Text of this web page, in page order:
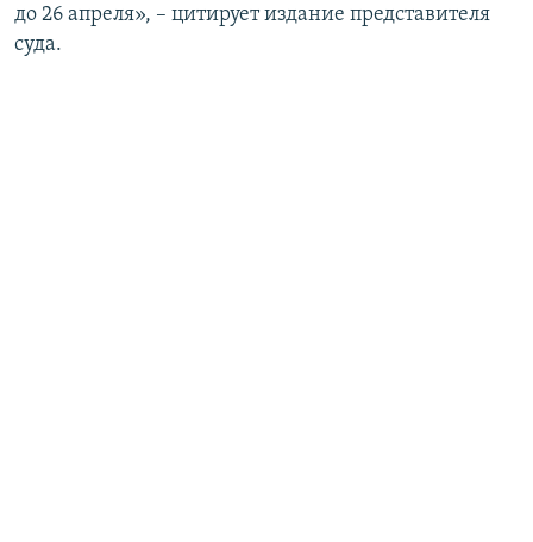
до 26 апреля», – цитирует издание представителя
суда.